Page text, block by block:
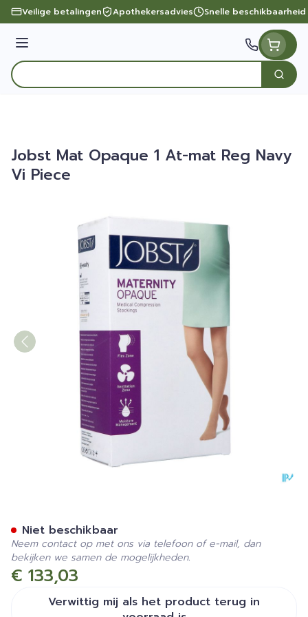
Ga naar de inhoud
Veilige betalingen Apothekersadvies Snelle beschikbaarheid
Menu
Product, merk, categorie...
Zoek
Jobst Mat Opaque 1 At-mat Reg Navy
Vi Piece
€ 133,03
Verwittig mij als het product terug in
Niet beschikbaar
Neem contact op met ons via telefoon of e-mail, dan
bekijken we samen de mogelijkheden.